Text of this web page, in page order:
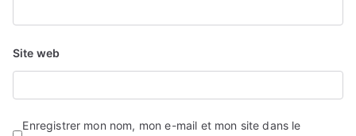
Site web
Enregistrer mon nom, mon e-mail et mon site dans le